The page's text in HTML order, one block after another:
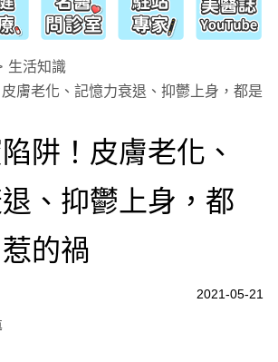
生活知識
膚老化、記憶力衰退、抑鬱上身，都是
阱！皮膚老化、
、抑鬱上身，都
的禍
2021-05-21